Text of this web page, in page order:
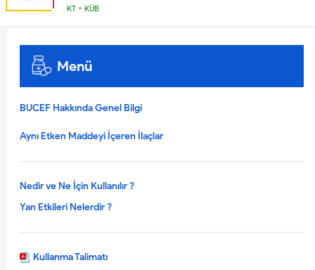
KT - KÜB
Menü
BUCEF Hakkında Genel Bilgi
Aynı Etken Maddeyi İçeren İlaçlar
Nedir ve Ne İçin Kullanılır ?
Yan Etkileri Nelerdir ?
Kullanma Talimatı